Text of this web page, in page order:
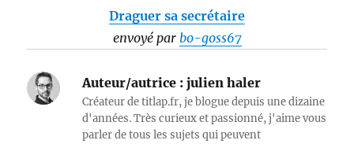
Draguer sa secrétaire
envoyé par bo-goss67
Auteur/autrice : julien haler
Créateur de titlap.fr, je blogue depuis une dizaine
d'années. Très curieux et passionné, j'aime vous
parler de tous les sujets qui peuvent